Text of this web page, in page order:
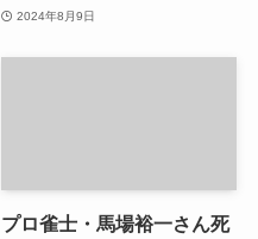
2024年8月9日
プロ雀士・馬場裕一さん死